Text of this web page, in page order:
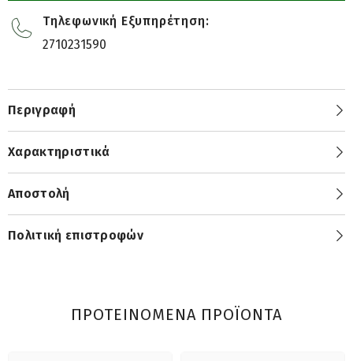
Τηλεφωνική Εξυπηρέτηση:
2710231590
Περιγραφή
Χαρακτηριστικά
Αποστολή
Πολιτική επιστροφών
ΠΡΟΤΕΙΝΟΜΕΝΑ ΠΡΟΪΟΝΤΑ